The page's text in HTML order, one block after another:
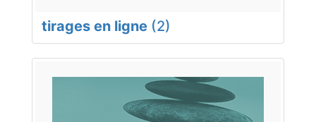
tirages en ligne (2)